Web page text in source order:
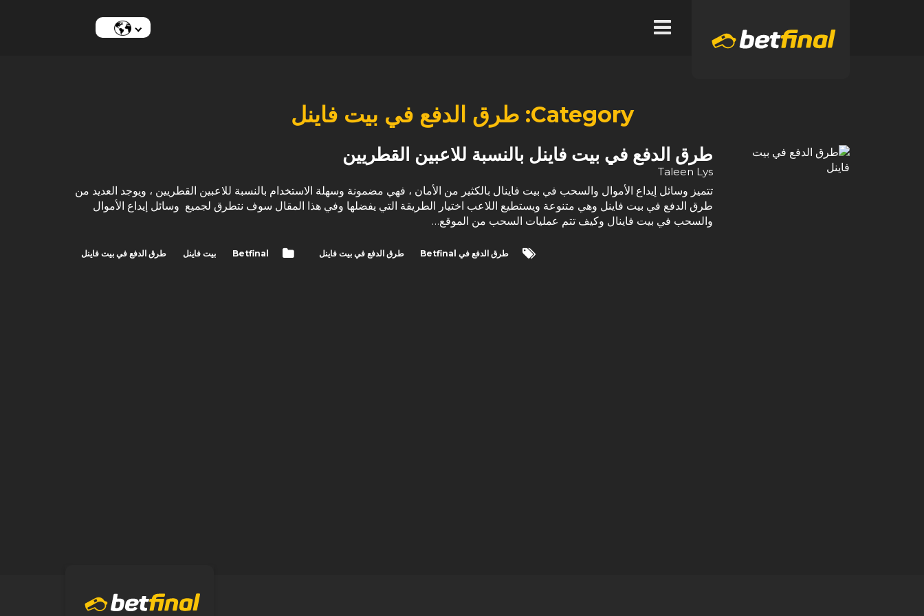
Category: طرق الدفع في بيت فاينل
طرق الدفع في بيت فاينل بالنسبة للاعبين القطريين
Taleen Lys
تتميز وسائل إيداع الأموال والسحب في بيت فاينال بالكثير من الأمان ، فهي مضمونة وسهلة الاستخدام بالنسبة للاعبين القطريين ، ويوجد العديد من
طرق الدفع في بيت فاينل وهي متنوعة ويستطيع اللاعب اختيار الطريقة التي يفضلها وفي هذا المقال سوف نتطرق لجميع وسائل إيداع الأموال
والسحب في بيت فاينال وكيف تتم عمليات السحب من الموقع…
Betfinal بيت فاينل طرق الدفع في بيت فاينل طرق الدفع في Betfinal طرق الدفع في بيت فاينل